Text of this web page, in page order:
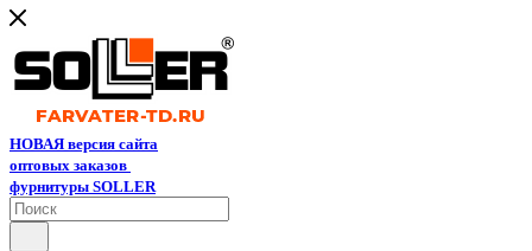
НОВАЯ версия сайта
оптовых заказов
фурнитуры SOLLER